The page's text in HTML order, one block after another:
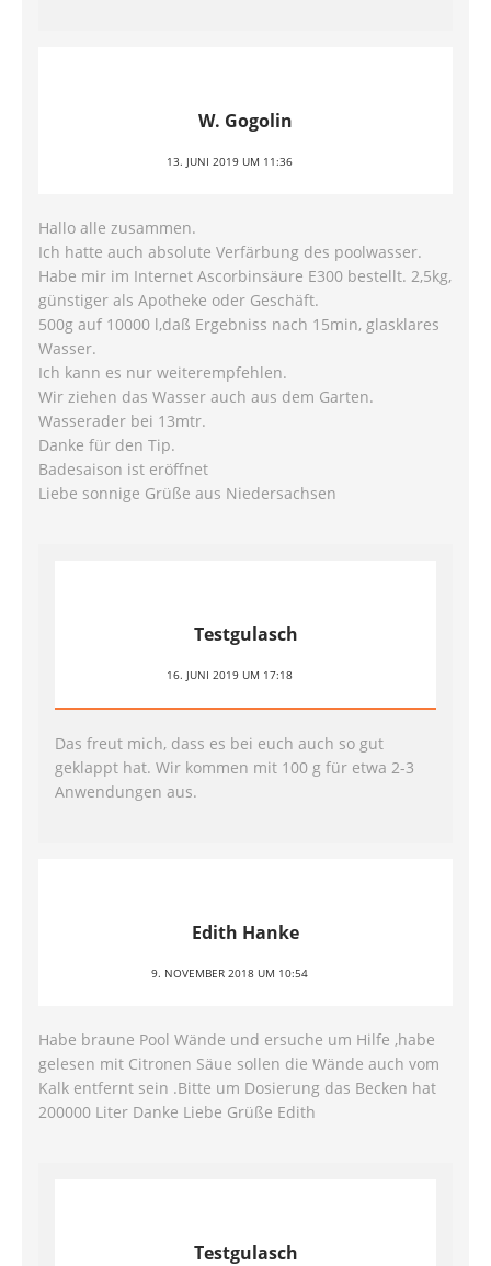
W. Gogolin
13. JUNI 2019 UM 11:36
Hallo alle zusammen.
Ich hatte auch absolute Verfärbung des poolwasser.
Habe mir im Internet Ascorbinsäure E300 bestellt. 2,5kg,
günstiger als Apotheke oder Geschäft.
500g auf 10000 l,daß Ergebniss nach 15min, glasklares
Wasser.
Ich kann es nur weiterempfehlen.
Wir ziehen das Wasser auch aus dem Garten.
Wasserader bei 13mtr.
Danke für den Tip.
Badesaison ist eröffnet
Liebe sonnige Grüße aus Niedersachsen
Testgulasch
16. JUNI 2019 UM 17:18
Das freut mich, dass es bei euch auch so gut
geklappt hat. Wir kommen mit 100 g für etwa 2-3
Anwendungen aus.
Edith Hanke
9. NOVEMBER 2018 UM 10:54
Habe braune Pool Wände und ersuche um Hilfe ,habe
gelesen mit Citronen Säue sollen die Wände auch vom
Kalk entfernt sein .Bitte um Dosierung das Becken hat
200000 Liter Danke Liebe Grüße Edith
Testgulasch